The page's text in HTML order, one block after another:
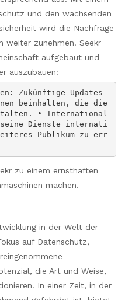
und den wachsenden
wird die Nachfrage
weiter zunehmen. Seekr
aufgebaut und
auszubauen:
Zukünftige Updates
beinhalten, die die
• International
Dienste internati
Publikum zu err
zu einem ernsthaften
machen.
in der Welt der
auf Datenschutz,
die Art und Weise,
In einer Zeit, in der